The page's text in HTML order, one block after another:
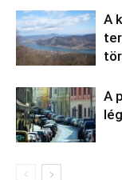
A
A